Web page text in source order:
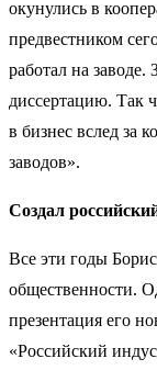
окунулись в
предвестником
работал на
диссертацию. Так
в бизнес вслед за
заводов».
Создал
Все эти годы
общественности.
презентация его
«Российский